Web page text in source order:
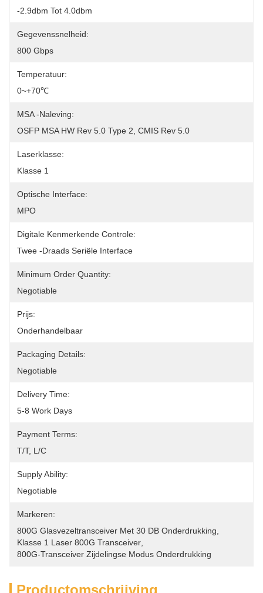
-2.9dbm Tot 4.0dbm
Gegevenssnelheid:
800 Gbps
Temperatuur:
0~+70℃
MSA -naleving:
OSFP MSA HW Rev 5.0 Type 2, CMIS Rev 5.0
Laserklasse:
Klasse 1
Optische Interface:
MPO
Digitale Kenmerkende Controle:
Twee -draads Seriële Interface
Minimum Order Quantity:
Negotiable
Prijs:
Onderhandelbaar
Packaging Details:
Negotiable
Delivery Time:
5-8 Work Days
Payment Terms:
T/T, L/C
Supply Ability:
Negotiable
Markeren:
800G Glasvezeltransceiver Met 30 DB Onderdrukking
Klasse 1 Laser 800G Transceiver
800G-Transceiver Zijdelingse Modus Onderdrukking
Productomschrijving